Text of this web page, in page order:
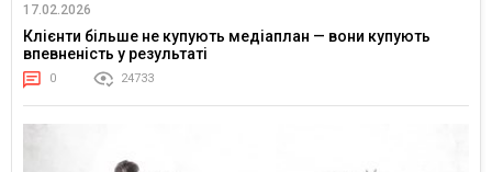
17.02.2026
Клієнти більше не купують медіаплан — вони купують
впевненість у результаті
0 24733